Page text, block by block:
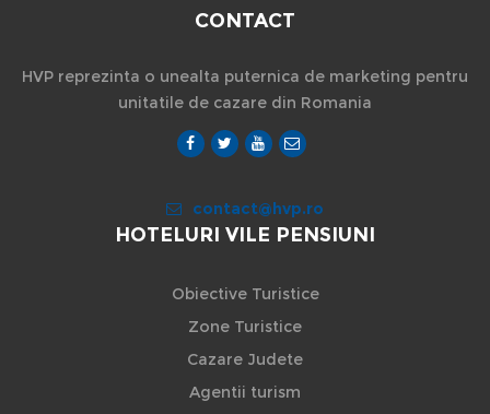
CONTACT
HVP reprezinta o unealta puternica de marketing pentru
unitatile de cazare din Romania
contact@hvp.ro
HOTELURI VILE PENSIUNI
Obiective Turistice
Zone Turistice
Cazare Judete
Agentii turism